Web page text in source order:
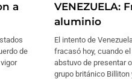
a
de
VENEZUELA:
aluminio
El intento de
fracasó hoy, cuando
abstuvo de presentar
grupo británico Billiton